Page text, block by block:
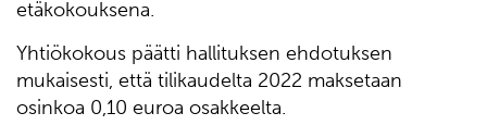
etäkokouksena.
Yhtiökokous päätti hallituksen ehdotuksen
mukaisesti, että tilikaudelta 2022 maksetaan
osinkoa 0,10 euroa osakkeelta.